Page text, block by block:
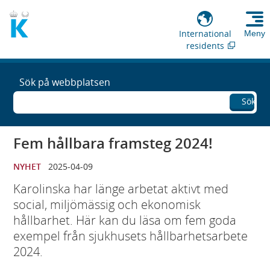
International
residents
Meny
Sök på webbplatsen
Sök
Fem hållbara framsteg 2024!
NYHET 2025-04-09
Karolinska har länge arbetat aktivt med
social, miljömässig och ekonomisk
hållbarhet. Här kan du läsa om fem goda
exempel från sjukhusets hållbarhetsarbete
2024.